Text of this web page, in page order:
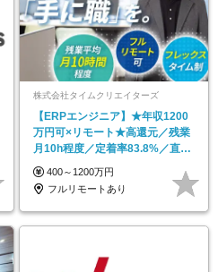
株式会社タイムクリエイターズ
【ERPエンジニア】★年収1200
万円可×リモート★高還元／残業
月10h程度／定着率83.8%／直取
引案件多数
400～1200万円
フルリモートあり